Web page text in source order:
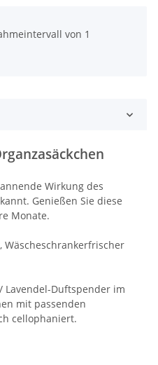
von 1
Wirkung des
Genießen Sie diese
Monate.
Wäscheschrankerfrischer
Lavendel-Duftspender im
mit passenden
cellophaniert.